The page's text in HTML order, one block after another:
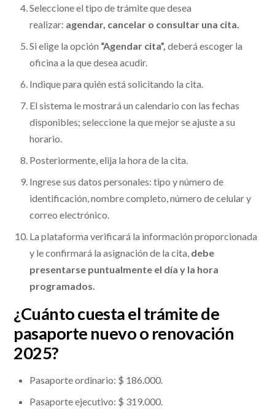
Seleccione el tipo de trámite que desea
realizar: agendar, cancelar o consultar una cita.
Si elige la opción “Agendar cita”, deberá escoger la
oficina a la que desea acudir.
Indique para quién está solicitando la cita.
El sistema le mostrará un calendario con las fechas
disponibles; seleccione la que mejor se ajuste a su
horario.
Posteriormente, elija la hora de la cita.
Ingrese sus datos personales: tipo y número de
identificación, nombre completo, número de celular y
correo electrónico.
La plataforma verificará la información proporcionada
y le confirmará la asignación de la cita, debe
presentarse puntualmente el día y la hora
programados.
¿Cuánto cuesta el trámite de
pasaporte nuevo o renovación
2025?
Pasaporte ordinario: $ 186.000.
Pasaporte ejecutivo: $ 319.000.